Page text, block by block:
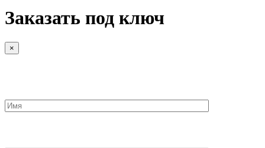
Заказать под ключ
×